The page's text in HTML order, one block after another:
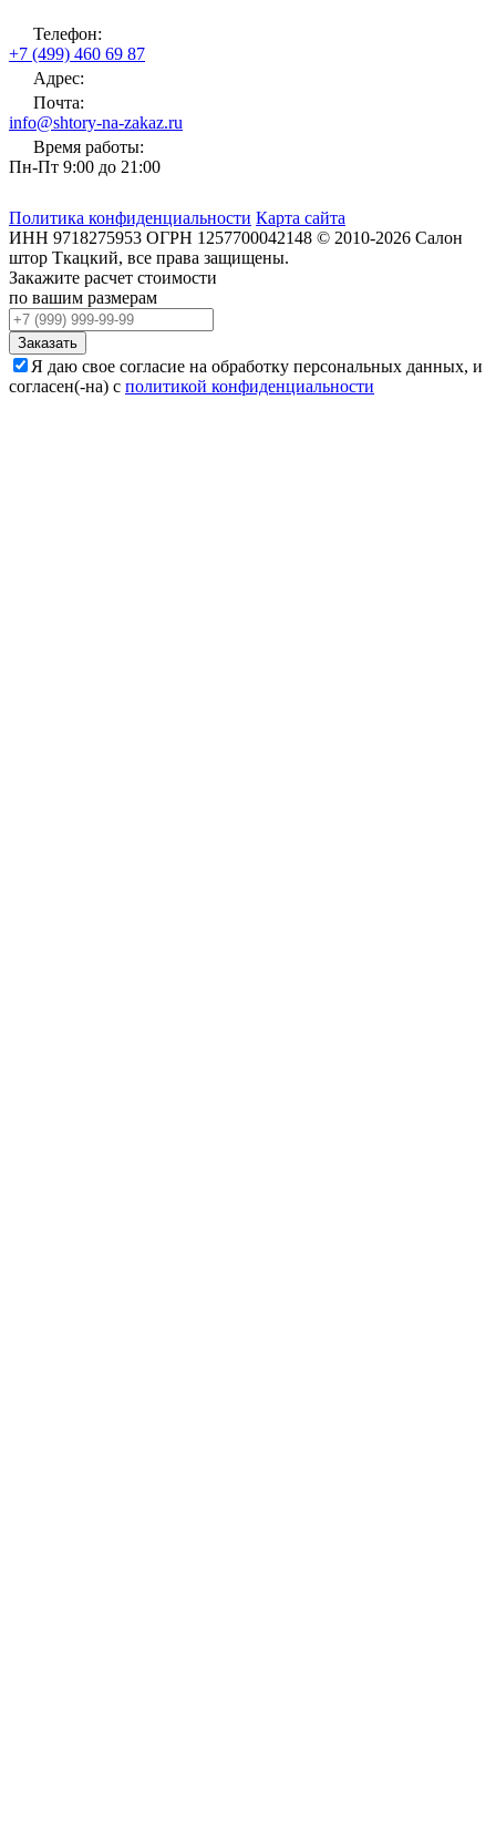
Телефон:
+7 (499) 460 69 87
Адрес:
Почта:
info@shtory-na-zakaz.ru
Время работы:
Пн-Пт 9:00 до 21:00
Политика конфиденциальности Карта сайта
ИНН 9718275953 ОГРН 1257700042148 © 2010-2026 Салон
штор Ткацкий, все права защищены.
Закажите расчет стоимости
по вашим размерам
Заказать
Я даю свое согласие на обработку персональных данных, и
согласен(-на) с политикой конфиденциальности